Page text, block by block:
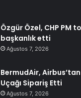
Özgür Özel, CHP PM
başkanlık etti
Ağustos 7, 2026
BermudAir,
Uçağı Sipariş Etti
Ağustos 7, 2026